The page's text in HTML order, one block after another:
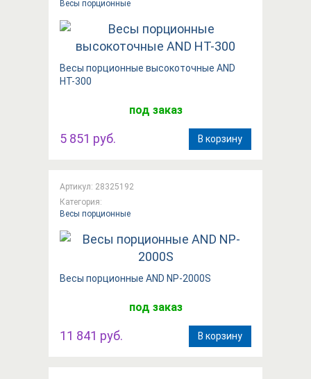
Весы порционные
Вeсы порционные высокоточные AND
HT-300
под заказ
5 851 руб. В корзину
Артикул: 28325192
Категория:
Весы порционные
Вeсы порционные AND NP-2000S
под заказ
11 841 руб. В корзину